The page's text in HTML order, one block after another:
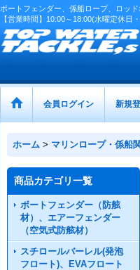
ボートフェンダー、係船ロープ、ロッ
【営業時間】10:00～18:00(水曜定休日
会員ログイン 新規
ホーム > マリンロープ・係船
商品カテゴリ一覧
ボートフェンダー（防舷
材）、エアーフェンダー
（空気式防舷材）
スチロールバーレル(発泡
フロート)、EVAフロート